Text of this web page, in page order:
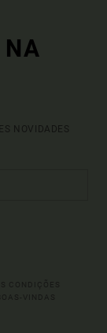
NA
NOVIDADES